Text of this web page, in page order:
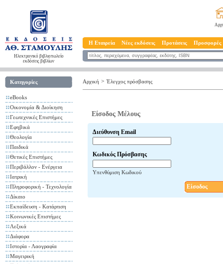
Ηλεκτρονικό βιβλιοπωλείο
εκδόσεις βιβλίων
Η Εταιρεία Νέες εκδόσεις Προτάσεις Προσφορές
Κατηγορίες
eBooks
Οικονομία & Διοίκηση
Γεωτεχνικές Επιστήμες
Εφηβικά
Θεολογία
Παιδικά
Θετικές Επιστήμες
Περιβάλλον - Ενέργεια
Ιατρική
Πληροφορική - Τεχνολογία
Δίκαιο
Εκπαίδευση - Κατάρτιση
Κοινωνικές Επιστήμες
Λεξικά
Διάφορα
Ιστορία - Λαογραφία
Μαγειρική
Αρχική > Έλεγχος πρόσβασης
Είσοδος Μέλους
Διεύθυνση Email
Κωδικός Πρόσβασης
Υπενθύμιση Κωδικού
Είσοδος